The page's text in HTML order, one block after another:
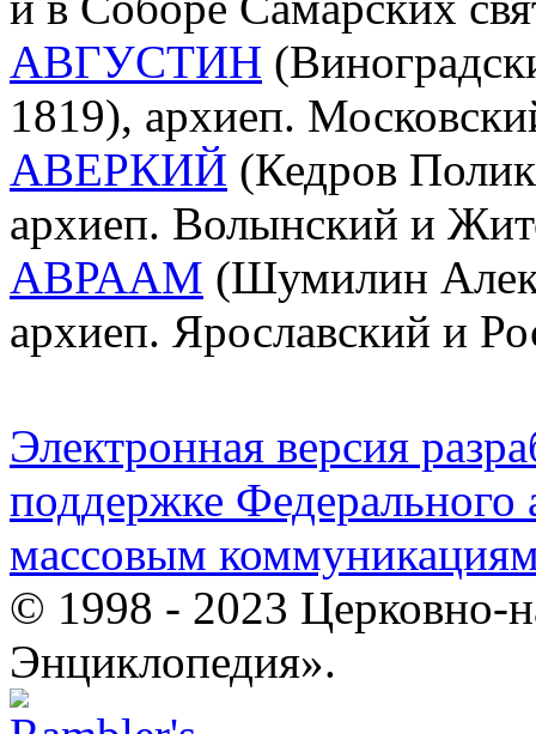
АВГУСТИН
1819), архиеп.
АВЕРКИЙ (Кедров
архиеп. Волынский и
АВРААМ (Шумилин
архиеп. Ярославский и
Электронная версия
поддержке Федерального
массовым
© 1998 - 2023 Церковно-
Энциклопедия».